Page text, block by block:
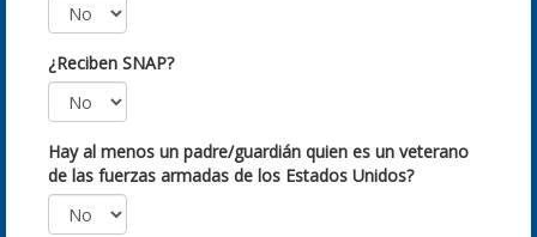
¿Reciben SNAP?
Hay al menos un padre/guardián quien es un veterano
de las fuerzas armadas de los Estados Unidos?